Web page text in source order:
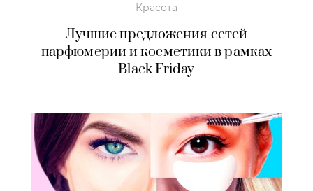
Красота
Лучшие предложения сетей
парфюмерии и косметики в рамках
Black Friday